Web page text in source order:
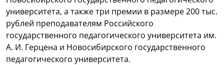
университета, а также три премии в размере 200 тыс.
рублей преподавателям Российского
государственного педагогического университета им.
А. И. Герцена и Новосибирского государственного
педагогического университета.